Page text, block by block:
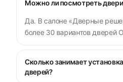
Можно ли посмотреть
Да. В салоне «Дверные
более 30 вариантов дверей
Сколько занимает
дверей?